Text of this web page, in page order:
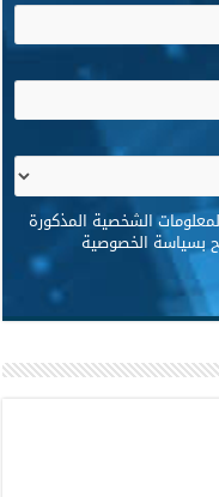
الشخصية المذكورة
بسياسة الخصوصية